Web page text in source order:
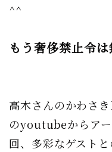
^^
もう奢侈禁止令
高木さんのかわさ
のyoutubeからア
回、多彩なゲスト